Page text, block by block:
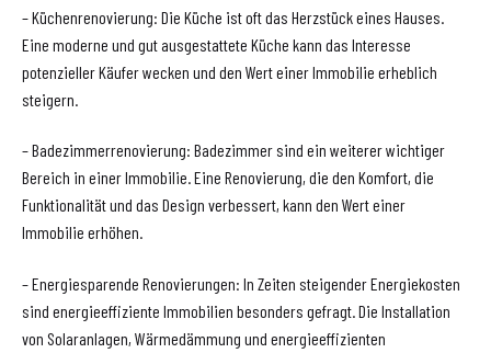
– Küchenrenovierung: Die Küche ist oft das Herzstück eines Hauses.
Eine moderne und gut ausgestattete Küche kann das Interesse
potenzieller Käufer wecken und den Wert einer Immobilie erheblich
steigern.
– Badezimmerrenovierung: Badezimmer sind ein weiterer wichtiger
Bereich in einer Immobilie. Eine Renovierung, die den Komfort, die
Funktionalität und das Design verbessert, kann den Wert einer
Immobilie erhöhen.
– Energiesparende Renovierungen: In Zeiten steigender Energiekosten
sind energieeffiziente Immobilien besonders gefragt. Die Installation
von Solaranlagen, Wärmedämmung und energieeffizienten